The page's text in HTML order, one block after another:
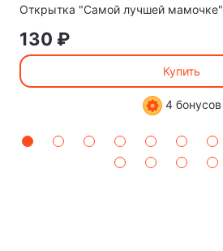
Открытка "Самой лучшей мамочке"
130 ₽
Купить
4 бонусов